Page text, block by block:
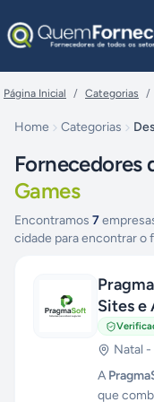
Página Inicial / Categorias /
Home Categorias
Fornecedores
Games
Encontramos 7
cidade para encontrar o
Sites e
Natal -
A
que